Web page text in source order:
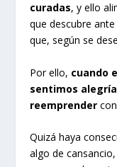
curadas, y ello
que descubre
que, según se
Por ello, cuando
sentimos
reemprender
Quizá haya
algo de